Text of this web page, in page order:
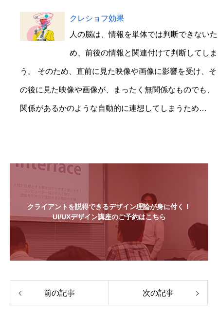
クレショフ効果
人の脳は、情報を単体では判断できないた
め、前後の情報と関連付けて判断してしま
う。 そのため、直前に見た映像や画像に影響を受け、そ
の後に見た映像や画像が、まったく無関係なものでも、
関係があるかのような自動的に連想してしまうため…
クライアントを説得できるデザイン理論が身に付く！
UI/UXデザイン講座のご予約はこちら
前の記事 次の記事